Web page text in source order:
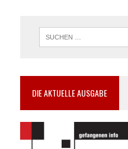
DIE AKTUELLE AUSGABE